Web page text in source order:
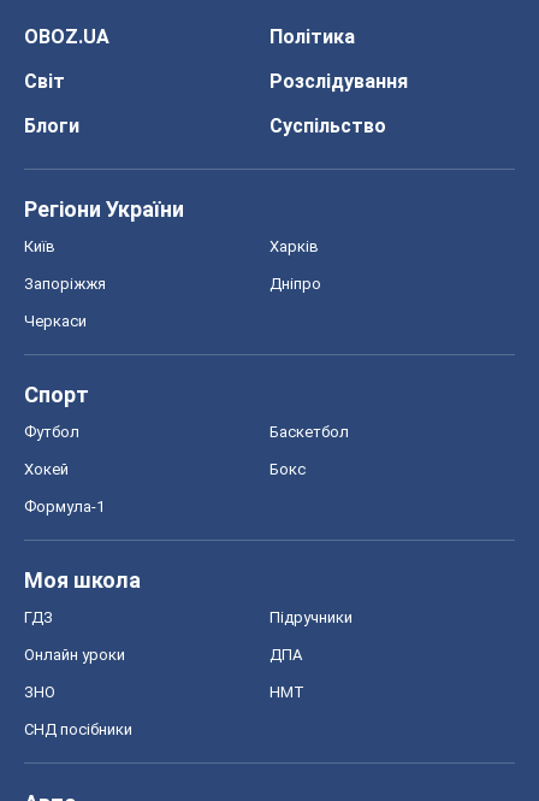
OBOZ.UA
Політика
Світ
Розслідування
Блоги
Суспільство
Регіони України
Київ Харків
Запоріжжя Дніпро
Черкаси
Спорт
Футбол Баскетбол
Хокей Бокс
Формула-1
Моя школа
ГДЗ Підручники
Онлайн уроки ДПА
ЗНО НМТ
СНД посібники